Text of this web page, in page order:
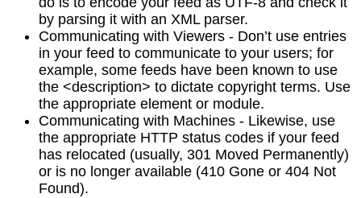
by parsing it with an XML parser.
Communicating with Viewers - Don’t use entries
in your feed to communicate to your users; for
example, some feeds have been known to use
the <description> to dictate copyright terms. Use
the appropriate element or module.
Communicating with Machines - Likewise, use
the appropriate HTTP status codes if your feed
has relocated (usually, 301 Moved Permanently)
or is no longer available (410 Gone or 404 Not
Found).